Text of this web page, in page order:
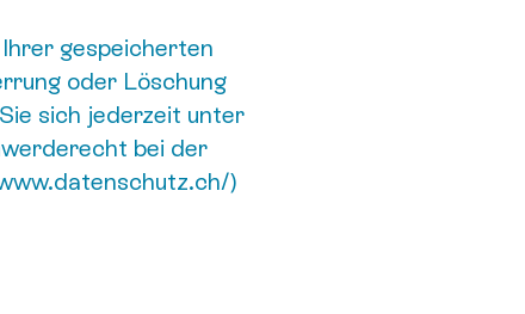
gespeicherten
oder Löschung
sich jederzeit unter
bei der
)